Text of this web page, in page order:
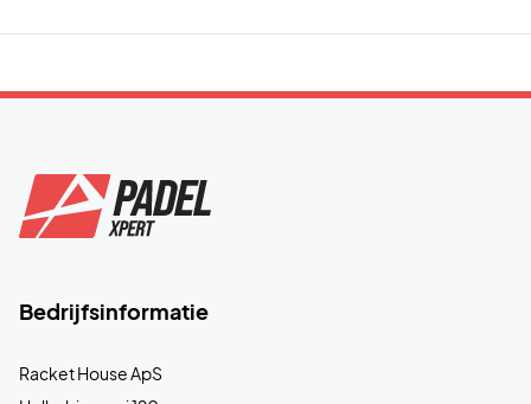
Bedrijfsinformatie
Racket House ApS